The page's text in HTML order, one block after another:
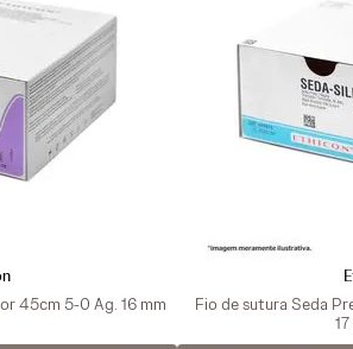
45cm 5-0 Ag. 16 mm
Fio de sutura Seda